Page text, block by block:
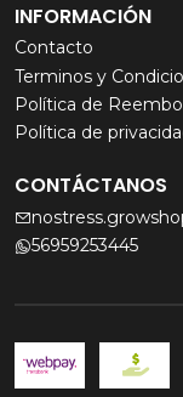
INFORMACIÓN
Contacto
Terminos y
Política de
Política de
CONTÁCTANOS
56959253445